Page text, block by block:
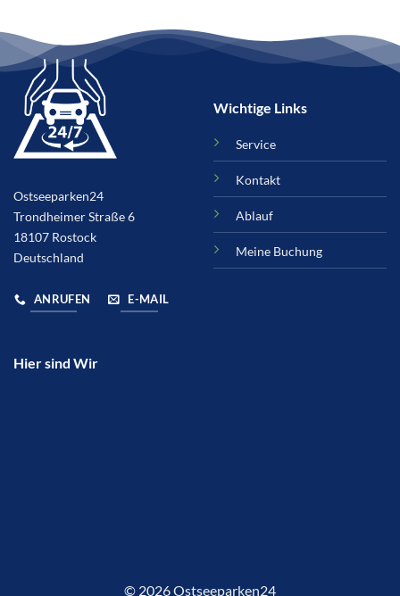
Ostseeparken24
Trondheimer Straße 6
18107 Rostock
Deutschland
ANRUFEN E-MAIL
Wichtige Links
Service
Kontakt
Ablauf
Meine Buchung
Hier sind Wir
© 2026 Ostseeparken24